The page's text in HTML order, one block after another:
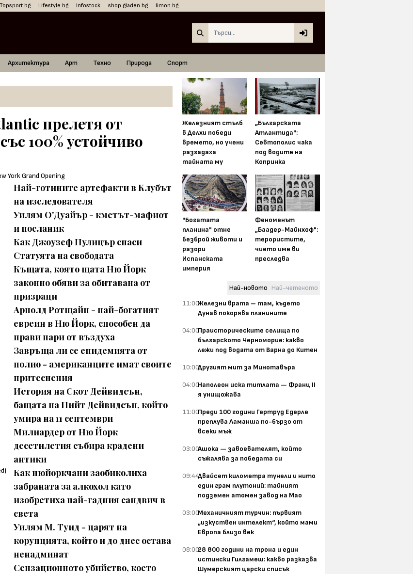
Topsport.bg Lifestyle.bg Infostock shop.gladen.bg limon.bg
Архитектура Арт Техно Природа Спорт
прелетя от
100% устойчиво
Най-готините артефакти в Клубът
на изследователя
Уилям О'Дуайър - кметът-мафиот
и посланик
Как Джоузеф Пулицър спаси
Статуята на свободата
Къщата, която щатa Ню Йорк
законно обяви за обитавана от
призраци
Арнолд Ротщайн - най-богатият
евреин в Ню Йорк, способен да
прави пари от въздуха
Завръща ли се епидемията от
полио - американците имат своите
притеснения
История на Скот Дейвидсън,
бащата на Пийт Дейвидсън, който
умира на 11 септември
Милиардер от Ню Йорк
десетилетия събира крадени
антики
Как нюйоркчани заобиколиха
забраната за алкохол като
изобретиха най-гадния сандвич в
света
Уилям М. Туид - царят на
корупцията, който и до днес остава
ненадминат
Сензационното убийство, което
Железният стълб
в Делхи победи
времето, но учени
разгадаха
тайната му
„Българската
Атлантида":
Севтополис чака
под водите на
Копринка
"Богатата
планина" отне
безброй животи и
разори
Испанската
империя
Феноменът
„Баадер-Майнхоф":
терористите,
чието име ви
преследва
Най-новото Най-четеното
11:00Железни врата – там, където
Дунав покорява планините
04:00Праисторическите селища по
българското Черноморие: какво
лежи под водата от Варна до Китен
10:00Другият мит за Минотавъра
04:00Наполеон иска титлата — Франц II
я унищожава
11:00Преди 100 години Гертруд Едерле
преплува Ламанша по-бързо от
всеки мъж
03:00Ашока — завоевателят, който
съжалява за победата си
09:44Двайсет километра тунели и нито
един грам плутоний: тайният
подземен атомен завод на Мао
03:00Механичният турчин: първият
„изкуствен интелект“, който мами
Европа близо век
08:0028 800 години на трона и един
истински Гилгамеш: какво разказва
Шумерският царски списък